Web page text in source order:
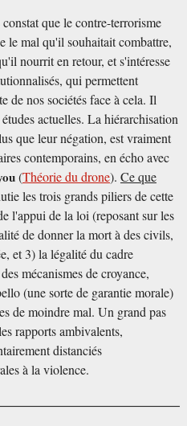
que le contre-terrorisme
le mal qu'il souhaitait combattre,
nourrit en retour, et s'intéresse
qui permettent
de nos sociétés face à cela. Il
actuelles. La hiérarchisation
que leur négation, est vraiment
contemporains, en écho avec
(Théorie du drone). Ce que
les trois grands piliers de cette
l'appui de la loi (reposant sur les
de donner la mort à des civils,
et 3) la légalité du cadre
mécanismes de croyance,
(une sorte de garantie morale)
de moindre mal. Un grand pas
rapports ambivalents,
distanciés
à la violence.